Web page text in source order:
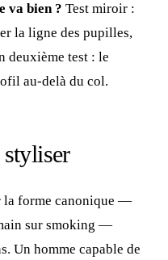
va bien ? Test miroir :
la ligne des pupilles,
deuxième test : le
au-delà du col.
la forme canonique —
sur smoking —
Un homme capable de